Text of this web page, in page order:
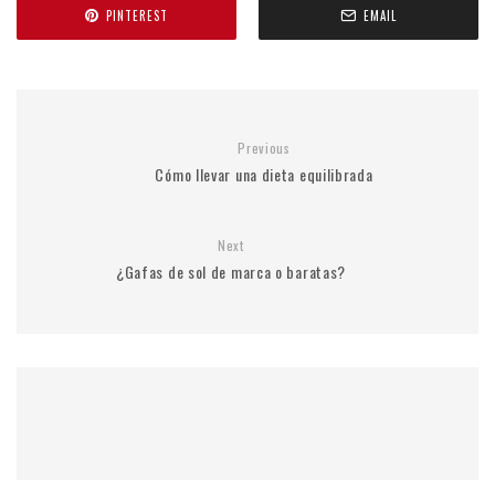
PINTEREST EMAIL
Previous
Cómo llevar una dieta equilibrada
Next
¿Gafas de sol de marca o baratas?